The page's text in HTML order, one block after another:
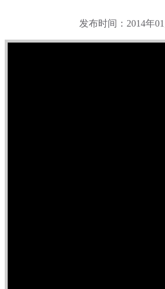
发布时间：2014年